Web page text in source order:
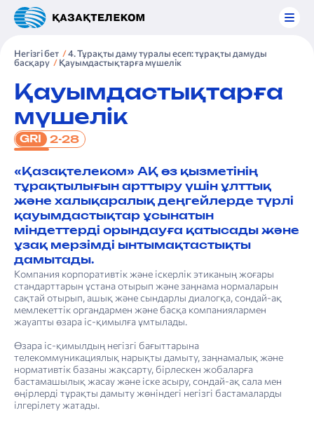
Негізгі бет
4. Тұрақты даму туралы есеп: тұрақты дамуды
басқару
Қауымдастықтарға мүшелік
Қауымдастықтарға
мүшелік
GRI 2-28
«Қазақтелеком» АҚ өз қызметінің
тұрақтылығын арттыру үшін ұлттық
және халықаралық деңгейлерде түрлі
қауымдастықтар ұсынатын
міндеттерді орындауға қатысады және
ұзақ мерзімді ынтымақтастықты
дамытады.
Компания корпоративтік және іскерлік этиканың жоғары
стандарттарын ұстана отырып және заңнама нормаларын
сақтай отырып, ашық және сындарлы диалогқа, сондай-ақ
мемлекеттік органдармен және басқа компаниялармен
жауапты өзара іс-қимылға ұмтылады.
Өзара іс-қимылдың негізгі бағыттарына
телекоммуникациялық нарықты дамыту, заңнамалық және
нормативтік базаны жақсарту, бірлескен жобаларға
бастамашылық жасау және іске асыру, сондай-ақ сала мен
өңірлерді тұрақты дамыту жөніндегі негізгі бастамаларды
ілгерілету жатады.